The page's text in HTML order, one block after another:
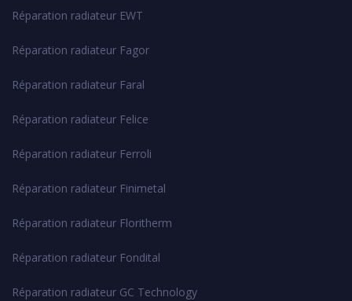
Réparation radiateur EWT
Réparation radiateur Fagor
Réparation radiateur Faral
Réparation radiateur Felice
Réparation radiateur Ferroli
Réparation radiateur Finimetal
Réparation radiateur Floritherm
Réparation radiateur Fondital
Réparation radiateur GC Technology